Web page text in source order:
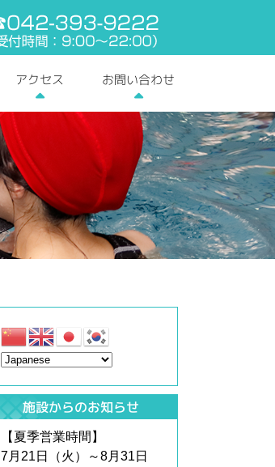
電話番号:042-393-
アクセス お問い合わせ
施設からのお知らせ
【夏季営業時間】
7月21日（火）～8月31日